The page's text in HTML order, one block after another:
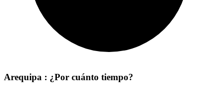
Arequipa : ¿Por cuánto tiempo?